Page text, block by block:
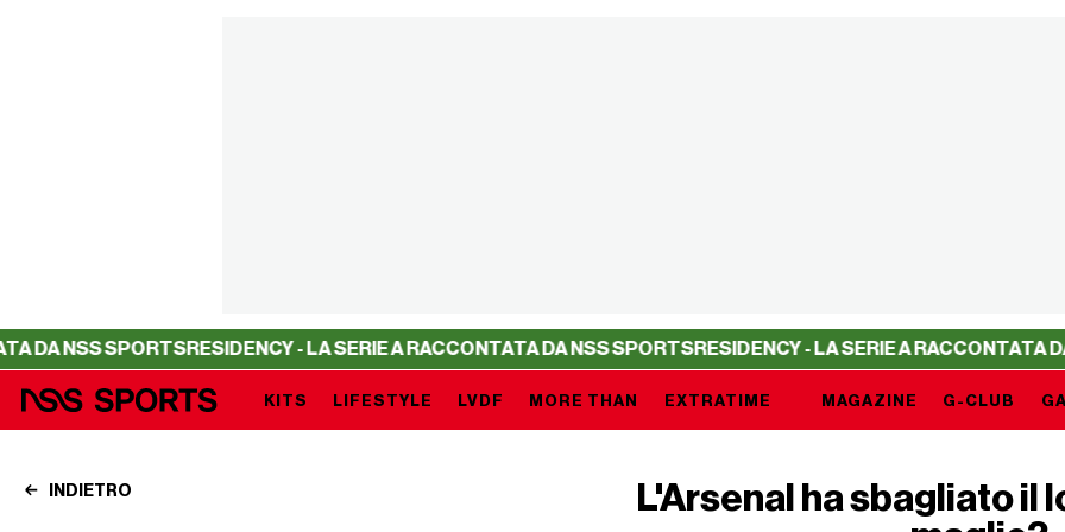
RESIDENCY - LA SERIE A RACCONTATA DA NSS SPORTSRESIDENCY - LA SERIE A RACCONTATA DA NSS SPORTS
EXTRATIME
KITS LIFESTYLE LVDF MORE THAN MAGAZINE G-CLUB
INDIETRO
L'Arsenal ha sbagliato il